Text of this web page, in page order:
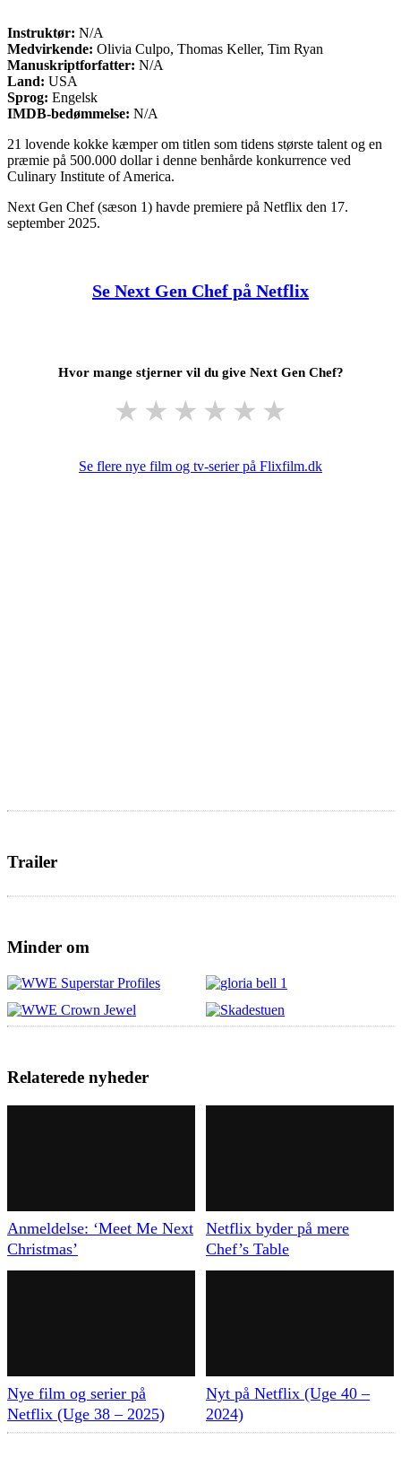
Instruktør: N/A
Medvirkende: Olivia Culpo, Thomas Keller, Tim Ryan
Manuskriptforfatter: N/A
Land: USA
Sprog: Engelsk
IMDB-bedømmelse: N/A
21 lovende kokke kæmper om titlen som tidens største talent og en
præmie på 500.000 dollar i denne benhårde konkurrence ved
Culinary Institute of America.
Next Gen Chef (sæson 1) havde premiere på Netflix den 17.
september 2025.
Se Next Gen Chef på Netflix
Hvor mange stjerner vil du give Next Gen Chef?
★ ★ ★ ★ ★ ★
Se flere nye film og tv-serier på Flixfilm.dk
Trailer
Minder om
Relaterede nyheder
Anmeldelse: ‘Meet Me Next
Christmas’
Netflix byder på mere
Chef’s Table
Nye film og serier på
Netflix (Uge 38 – 2025)
Nyt på Netflix (Uge 40 –
2024)